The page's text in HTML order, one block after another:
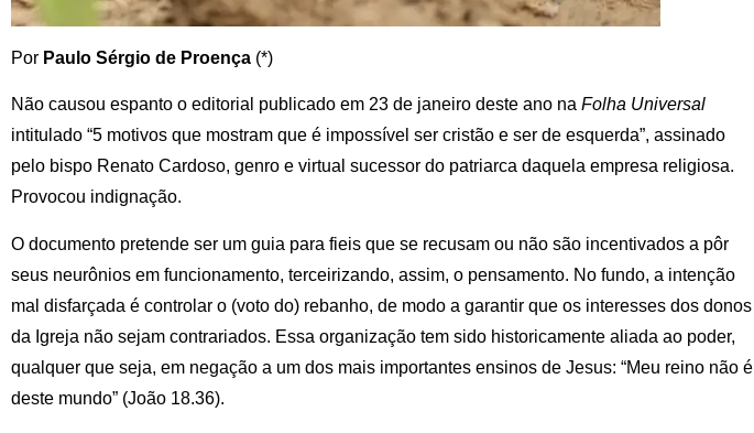
Por Paulo Sérgio de Proença (*)
Não causou espanto o editorial publicado em 23 de janeiro deste ano na Folha Universal
intitulado “5 motivos que mostram que é impossível ser cristão e ser de esquerda”, assinado
pelo bispo Renato Cardoso, genro e virtual sucessor do patriarca daquela empresa religiosa.
Provocou indignação.
O documento pretende ser um guia para fieis que se recusam ou não são incentivados a pôr
seus neurônios em funcionamento, terceirizando, assim, o pensamento. No fundo, a intenção
mal disfarçada é controlar o (voto do) rebanho, de modo a garantir que os interesses dos donos
da Igreja não sejam contrariados. Essa organização tem sido historicamente aliada ao poder,
qualquer que seja, em negação a um dos mais importantes ensinos de Jesus: “Meu reino não é
deste mundo” (João 18.36).